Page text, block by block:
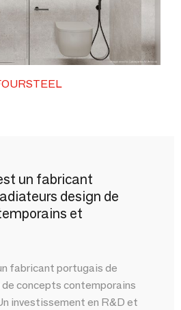
un fabricant
design de
et
fabricant portugais de
concepts contemporains
investissement en R&D et